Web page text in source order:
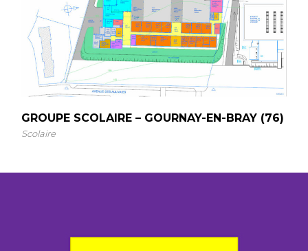
GROUPE SCOLAIRE – GOURNAY-EN-BRAY (76)
Scolaire